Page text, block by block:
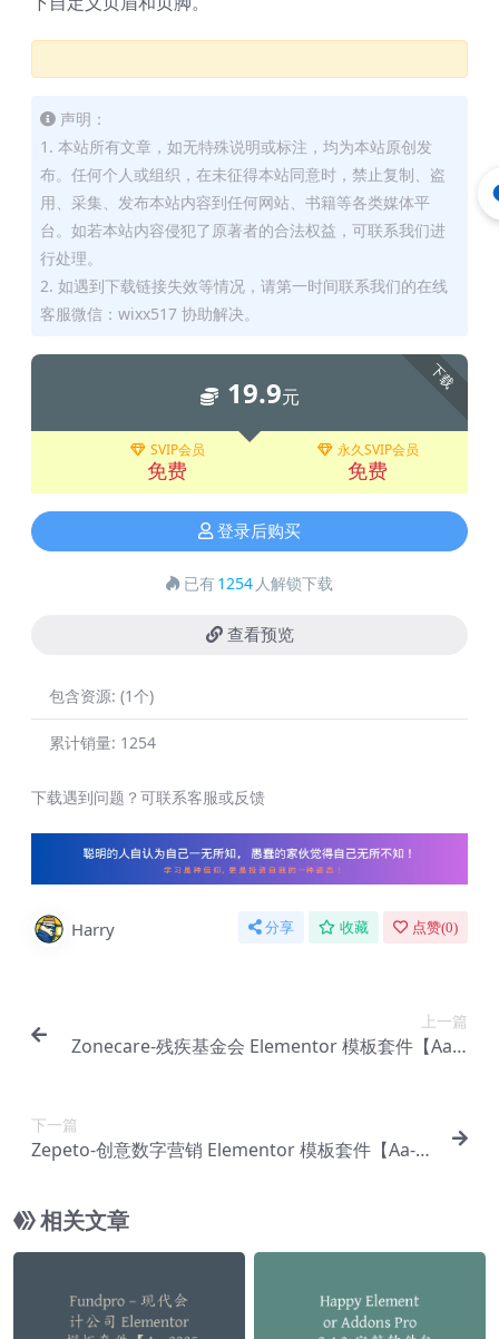
声明：
1. 本站所有文章，如无特殊说明或标注，均为本站原创发
布。任何个人或组织，在未征得本站同意时，禁止复制、盗
用、采集、发布本站内容到任何网站、书籍等各类媒体平
台。如若本站内容侵犯了原著者的合法权益，可联系我们进
行处理。
2. 如遇到下载链接失效等情况，请第一时间联系我们的在线
客服微信：wixx517 协助解决。
下载
19.9元
SVIP会员
免费
永久SVIP会员
免费
登录后购买
已有1254 人解锁下载
查看预览
包含资源: (1个)
累计销量: 1254
下载遇到问题？可联系客服或反馈
Harry 分享 收藏 点赞(0)
上一篇
Zonecare-残疾基金会 Elementor 模板套件【Aa-0
下一篇
Zepeto-创意数字营销 Elementor 模板套件【Aa-0
相关文章